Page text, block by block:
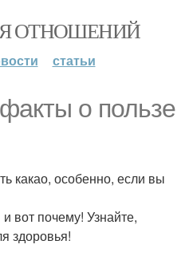
ОТНОШЕНИЙ
статьи
о пользе
какао, особенно, если вы
вот почему! Узнайте,
здоровья!